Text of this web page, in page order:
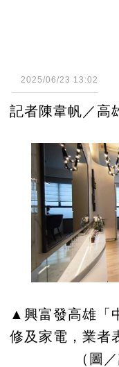
2025/06/23 13:02
記者陳韋帆／高
▲興富發高雄「
修及家電，業者
（圖